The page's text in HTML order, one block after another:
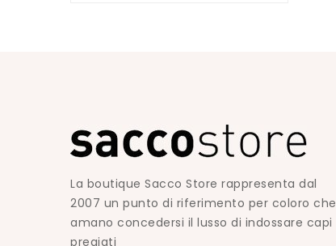
La boutique Sacco Store rappresenta dal
2007 un punto di riferimento per coloro che
amano concedersi il lusso di indossare capi
pregiati